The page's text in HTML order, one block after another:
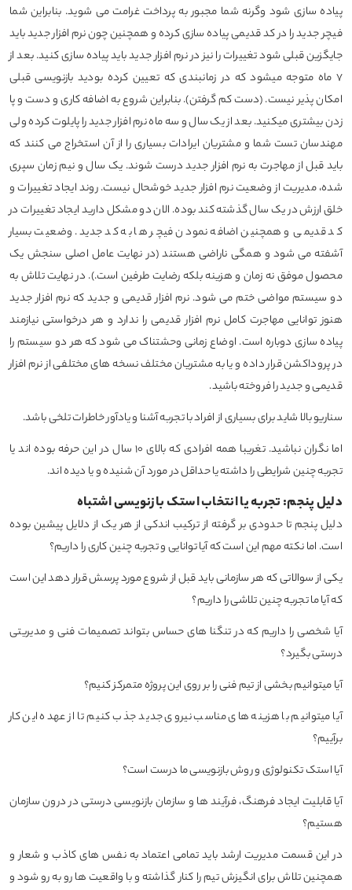
پیاده سازی شود وگرنه شما مجبور به پرداخت غرامت می شوید. بنابراین شما
فیچر جدید را در کد قدیمی پیاده سازی کرده و همچنین چون نرم افزار جدید باید
جایگزین قبلی شود تغییرات را نیز در نرم افزار جدید باید پیاده سازی کنید. بعد از
۷ ماه متوجه میشود که در زمانبندی که تعیین کرده بودید بازنویسی قبلی
امکان پذیر نیست. (دست کم گرفتن). بنابراین شروع به اضافه کاری و دست و پا
زدن بیشتری میکنید. بعد از یک سال و سه ماه نرم افزار جدید را پایلوت کرده ولی
مهندسان تست شما و مشتریان ایرادات بسیاری را از آن استخراج می کنند که
باید قبل از مهاجرت به نرم افزار جدید درست شوند. یک سال و نیم زمان سپری
شده، مدیریت از وضعیت نرم افزار جدید خوشحال نیست. روند ایجاد تغییرات و
خلق ارزش در یک سال گذشته کند بوده. الان دو مشکل دارید ایجاد تغییرات در
کد قدیمی و همچنین اضافه نمودن فیچر ها به کد جدید. وضعیت بسیار
آشفته می شود و همگی ناراضی هستند (در نهایت عامل اصلی سنجش یک
محصول موفق نه زمان و هزینه بلکه رضایت طرفین است.). در نهایت تلاش به
دو سیستم مواضی ختم می شود. نرم افزار قدیمی و جدید که نرم افزار جدید
هنوز توانایی مهاجرت کامل نرم افزار قدیمی را ندارد و هر درخواستی نیازمند
پیاده سازی دوباره است. اوضاع زمانی وحشتناک می شود که هر دو سیستم را
در پروداکشن قرار داده و یا به مشتریان مختلف نسخه های مختلفی از نرم افزار
قدیمی و جدید را فروخته باشید.
سناریو بالا شاید برای بسیاری از افراد با تجربه آشنا و یادآور خاطرات تلخی باشد.
اما نگران نباشید. تغریبا همه افرادی که بالای ۱۰ سال در این حرفه بوده اند یا
تجربه چنین شرایطی را داشته یا حداقل در مورد آن شنیده و یا دیده اند.
دلیل پنجم: تجربه یا انتخاب استک بازنویسی اشتباه
دلیل پنجم تا حدودی بر گرفته از ترکیب اندکی از هر یک از دلایل پیشین بوده
است. اما نکته مهم این است که آیا توانایی و تجربه چنین کاری را داریم؟
یکی از سوالاتی که هر سازمانی باید قبل از شروع مورد پرسش قرار دهد این است
که آیا ما تجربه چنین تلاشی را داریم؟
آیا شخصی را داریم که در تنگنا های حساس بتواند تصمیمات فنی و مدیریتی
درستی بگیرد؟
آیا میتوانیم بخشی از تیم فنی را بر روی این پروژه متمرکز کنیم؟
آیا میتوانیم با هزینه های مناسب نیروی جدید جذب کنیم تا از عهده این کار
برآییم؟
آیا استک تکنولوژی و روش بازنویسی ما درست است؟
آیا قابلیت ایجاد فرهنگ، فرآیند ها و سازمان بازنویسی درستی در درون سازمان
هستیم؟
در این قسمت مدیریت ارشد باید تمامی اعتماد به نفس های کاذب و شعار و
همچنین تلاش برای انگیزش تیم را کنار گذاشته و با واقعیت ها رو به رو شود و